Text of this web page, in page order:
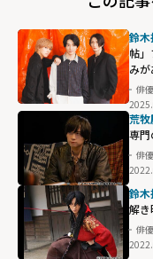
鈴木
帖
みが
俳優
荒牧
専門
俳優
鈴木
解き
俳優